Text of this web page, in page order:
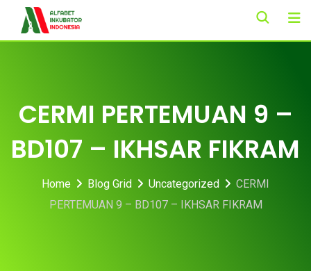
CERMI PERTEMUAN 9 –
BD107 – IKHSAR FIKRAM
Home Blog Grid Uncategorized
CERMI
PERTEMUAN 9 – BD107 – IKHSAR FIKRAM